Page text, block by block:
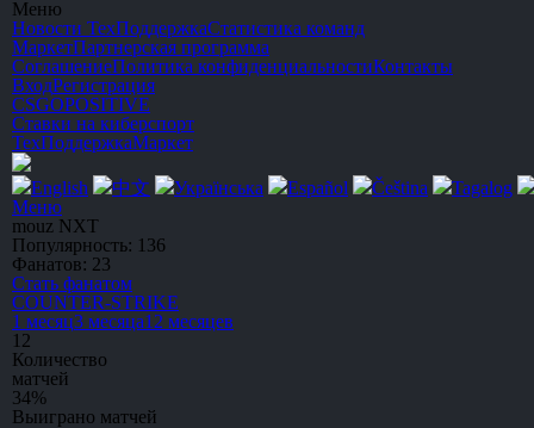
Меню
Новости ТехПоддержкаСтатистика команд
МаркетПартнерская программа
СоглашениеПолитика конфиденциальностиКонтакты
ВходРегистрация
CSGOPOSITIVE
Ставки на киберспорт
ТехПоддержкаМаркет
English 中文 Українська Español Čeština
Tagalog
Меню
mouz NXT
Популярность: 136
Фанатов: 23
Стать фанатом
COUNTER-STRIKE
1 месяц3 месяца12 месяцев
12
Количество
матчей
34%
Выиграно матчей